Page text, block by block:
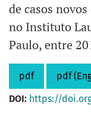
de casos
no Instituto
Paulo, entre
pdf
pdf
DOI: https://